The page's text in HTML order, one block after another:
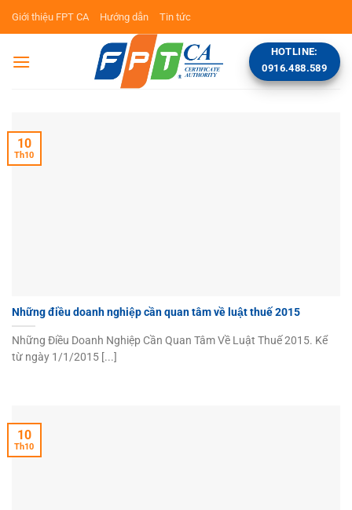
Bỏ
dung
Giới thiệu FPT CA Hướng dẫn Tin tức
HOTLINE:
0916.488.589
Những điều doanh nghiệp cần quan tâm về luật thuế 2015
Những Điều Doanh Nghiệp Cần Quan Tâm Về Luật Thuế 2015. Kể
từ ngày 1/1/2015 [...]
10
Th10
10
Th10